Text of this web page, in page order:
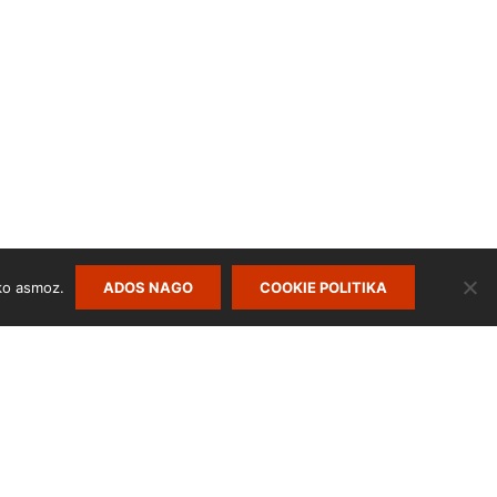
asmoz. ADOS NAGO COOKIE POLITIKA